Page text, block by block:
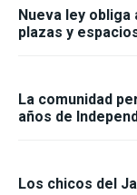
Nueva ley
plazas y
La comunidad
años de
Los chicos del